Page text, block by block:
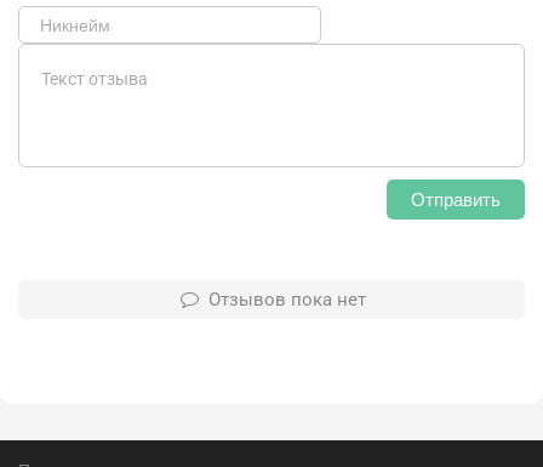
Отправить
Отзывов пока нет